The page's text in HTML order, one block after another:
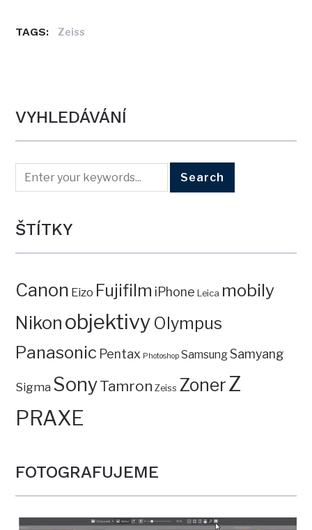
TAGS: Zeiss
VYHLEDÁVÁNÍ
ŠTÍTKY
Canon Eizo Fujifilm iPhone Leica mobily
Nikon objektivy Olympus
Panasonic Pentax Photoshop SamsungSamyang
Sigma SonyTamron Zeiss ZonerZ
PRAXE
FOTOGRAFUJEME